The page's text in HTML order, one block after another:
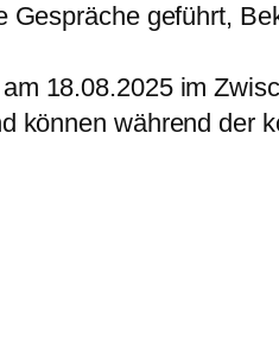
geführt,
18.08.2025 im
können während der